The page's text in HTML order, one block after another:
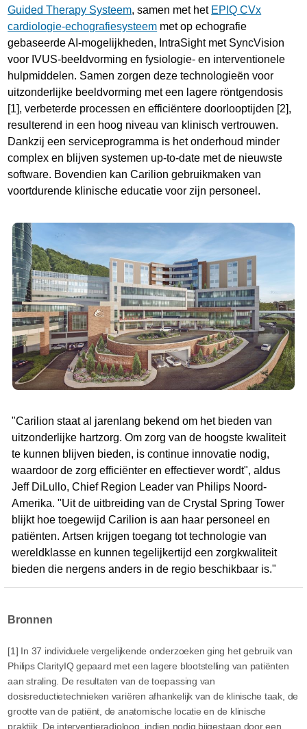
Guided Therapy Systeem, samen met het EPIQ CVx
cardiologie-echografiesysteem met op echografie
gebaseerde AI-mogelijkheden, IntraSight met SyncVision
voor IVUS-beeldvorming en fysiologie- en interventionele
hulpmiddelen. Samen zorgen deze technologieën voor
uitzonderlijke beeldvorming met een lagere röntgendosis
[1], verbeterde processen en efficiëntere doorlooptijden [2],
resulterend in een hoog niveau van klinisch vertrouwen.
Dankzij een serviceprogramma is het onderhoud minder
complex en blijven systemen up-to-date met de nieuwste
software. Bovendien kan Carilion gebruikmaken van
voortdurende klinische educatie voor zijn personeel.
"Carilion staat al jarenlang bekend om het bieden van
uitzonderlijke hartzorg. Om zorg van de hoogste kwaliteit
te kunnen blijven bieden, is continue innovatie nodig,
waardoor de zorg efficiënter en effectiever wordt", aldus
Jeff DiLullo, Chief Region Leader van Philips Noord-
Amerika. "Uit de uitbreiding van de Crystal Spring Tower
blijkt hoe toegewijd Carilion is aan haar personeel en
patiënten. Artsen krijgen toegang tot technologie van
wereldklasse en kunnen tegelijkertijd een zorgkwaliteit
bieden die nergens anders in de regio beschikbaar is."
Bronnen
[1] In 37 individuele vergelijkende onderzoeken ging het gebruik van
Philips ClarityIQ gepaard met een lagere blootstelling van patiënten
aan straling. De resultaten van de toepassing van
dosisreductietechnieken variëren afhankelijk van de klinische taak, de
grootte van de patiënt, de anatomische locatie en de klinische
praktijk. De interventieradioloog, indien nodig bijgestaan door een